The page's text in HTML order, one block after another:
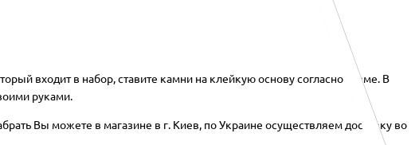
входит в набор, ставите камни на клейкую основу согласно схеме. В
руками.
Вы можете в магазине в г. Киев, по Украине осуществляем доставку во